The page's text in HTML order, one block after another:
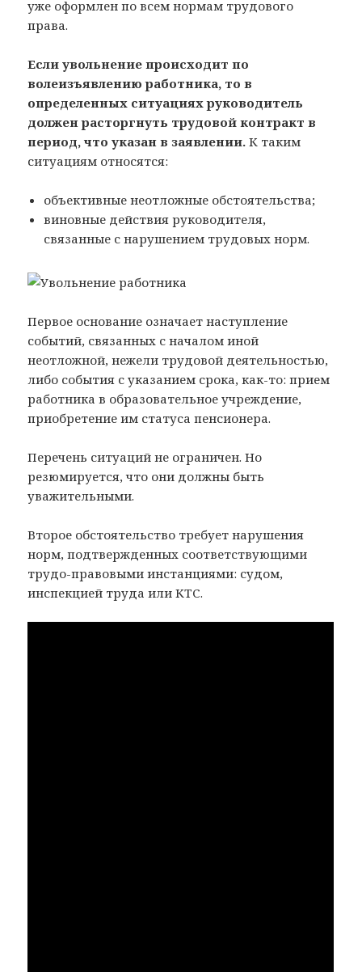
уже оформлен по всем нормам трудового
права.
Если увольнение происходит по
волеизъявлению работника, то в
определенных ситуациях руководитель
должен расторгнуть трудовой контракт в
период, что указан в заявлении. К таким
ситуациям относятся:
объективные неотложные обстоятельства;
виновные действия руководителя,
связанные с нарушением трудовых норм.
Первое основание означает наступление
событий, связанных с началом иной
неотложной, нежели трудовой деятельностью,
либо события с указанием срока, как-то: прием
работника в образовательное учреждение,
приобретение им статуса пенсионера.
Перечень ситуаций не ограничен. Но
резюмируется, что они должны быть
уважительными.
Второе обстоятельство требует нарушения
норм, подтвержденных соответствующими
трудо-правовыми инстанциями: судом,
инспекцией труда или КТС.